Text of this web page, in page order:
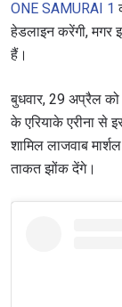
ONE SAMURAI 1
हेडलाइन करेंगी, मगर
हैं।
बुधवार, 29 अप्रैल को
के एरियाके एरीना से
शामिल लाजवाब
ताकत झोंक देंगे।